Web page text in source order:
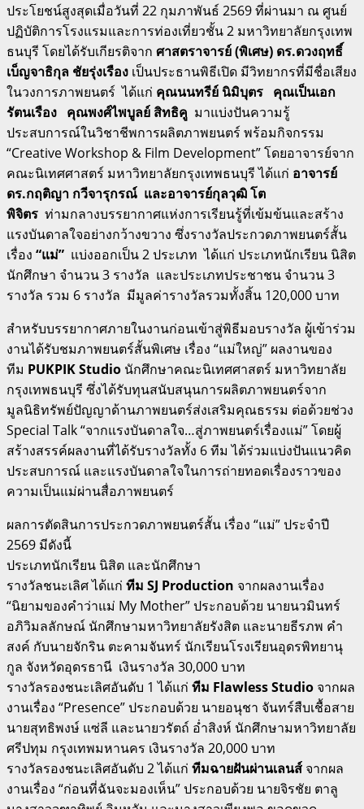
ประโยชน์สูงสุดเมื่อวันที่ 22 กุมภาพันธ์ 2569 ที่ผ่านมา ณ ศูนย์
ปฏิบัติการโรงแรมและการท่องเที่ยวชั้น 2 มหาวิทยาลัยกรุงเทพ
ธนบุรี โดยได้รับเกียรติจาก ศาสตราจารย์ (พิเศษ) ดร.ดวงฤทธิ์
เบ็ญจาธิกุล ชัยรุ่งเรือง เป็นประธานพิธีเปิด มีวิทยากรที่มีชื่อเสียง
ในวงการภาพยนตร์ ได้แก่ คุณนนทรีย์ นิมิบุตร คุณเป็นเอก
รัตนเรือง คุณพงศ์ไพบูลย์ สิทธิคู มาแบ่งปันความรู้
ประสบการณ์ในวิชาชีพการผลิตภาพยนตร์ พร้อมกิจกรรม
“Creative Workshop & Film Development” โดยอาจารย์จาก
คณะนิเทศศาสตร์ มหาวิทยาลัยกรุงเทพธนบุรี ได้แก่ อาจารย์
ดร.กฤติญา กวีจารุกรณ์ และอาจารย์กุลวุฒิ โต
พิจิตร ท่ามกลางบรรยากาศแห่งการเรียนรู้ที่เข้มข้นและสร้าง
แรงบันดาลใจอย่างกว้างขวาง ซึ่งรางวัลประกวดภาพยนตร์สั้น
เรื่อง “แม่” แบ่งออกเป็น 2 ประเภท ได้แก่ ประเภทนักเรียน นิสิต
นักศึกษา จำนวน 3 รางวัล และประเภทประชาชน จำนวน 3
รางวัล รวม 6 รางวัล มีมูลค่ารางวัลรวมทั้งสิ้น 120,000 บาท
สำหรับบรรยากาศภายในงานก่อนเข้าสู่พิธีมอบรางวัล ผู้เข้าร่วม
งานได้รับชมภาพยนตร์สั้นพิเศษ เรื่อง “แม่ใหญ่” ผลงานของ
ทีม PUKPIK Studio นักศึกษาคณะนิเทศศาสตร์ มหาวิทยาลัย
กรุงเทพธนบุรี ซึ่งได้รับทุนสนับสนุนการผลิตภาพยนตร์จาก
มูลนิธิทรัพย์ปัญญาด้านภาพยนตร์ส่งเสริมคุณธรรม ต่อด้วยช่วง
Special Talk “จากแรงบันดาลใจ…สู่ภาพยนตร์เรื่องแม่” โดยผู้
สร้างสรรค์ผลงานที่ได้รับรางวัลทั้ง 6 ทีม ได้ร่วมแบ่งปันแนวคิด
ประสบการณ์ และแรงบันดาลใจในการถ่ายทอดเรื่องราวของ
ความเป็นแม่ผ่านสื่อภาพยนตร์
ผลการตัดสินการประกวดภาพยนตร์สั้น เรื่อง “แม่” ประจำปี
2569 มีดังนี้
ประเภทนักเรียน นิสิต และนักศึกษา
รางวัลชนะเลิศ ได้แก่ ทีม SJ Production จากผลงานเรื่อง
“นิยามของคำว่าแม่ My Mother” ประกอบด้วย นายนวมินทร์
อภิวิมลลักษณ์ นักศึกษามหาวิทยาลัยรังสิต และนายธีรภพ คำ
สงค์ กับนายจักริน ตะคามจันทร์ นักเรียนโรงเรียนอุดรพิทยานุ
กูล จังหวัดอุดรธานี เงินรางวัล 30,000 บาท
รางวัลรองชนะเลิศอันดับ 1 ได้แก่ ทีม Flawless Studio จากผล
งานเรื่อง “Presence” ประกอบด้วย นายอนุชา จันทร์สืบเชื้อสาย
นายสุทธิพงษ์ แซ่ลี และนายวรัตถ์ อ่ำสิงห์ นักศึกษามหาวิทยาลัย
ศรีปทุม กรุงเทพมหานคร เงินรางวัล 20,000 บาท
รางวัลรองชนะเลิศอันดับ 2 ได้แก่ ทีมฉายฝันผ่านเลนส์ จากผล
งานเรื่อง “ก่อนที่ฉันจะมองเห็น” ประกอบด้วย นายจิรชัย ตาลู